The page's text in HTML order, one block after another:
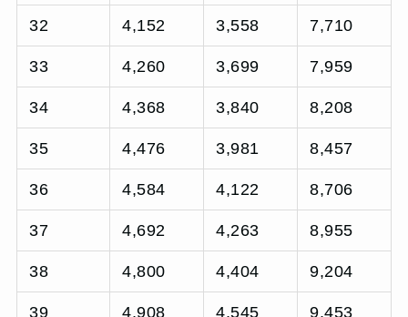
32 4,152 3,558 7,710
33 4,260 3,699 7,959
34 4,368 3,840 8,208
35 4,476 3,981 8,457
36 4,584 4,122 8,706
37 4,692 4,263 8,955
38 4,800 4,404 9,204
39 4,908 4,545 9,453